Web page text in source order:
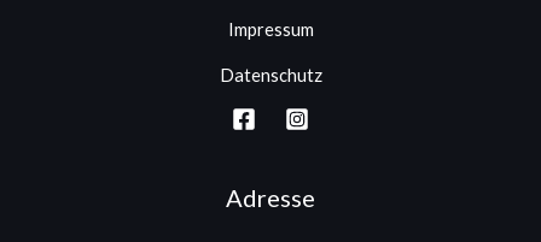
Impressum
Datenschutz
Adresse